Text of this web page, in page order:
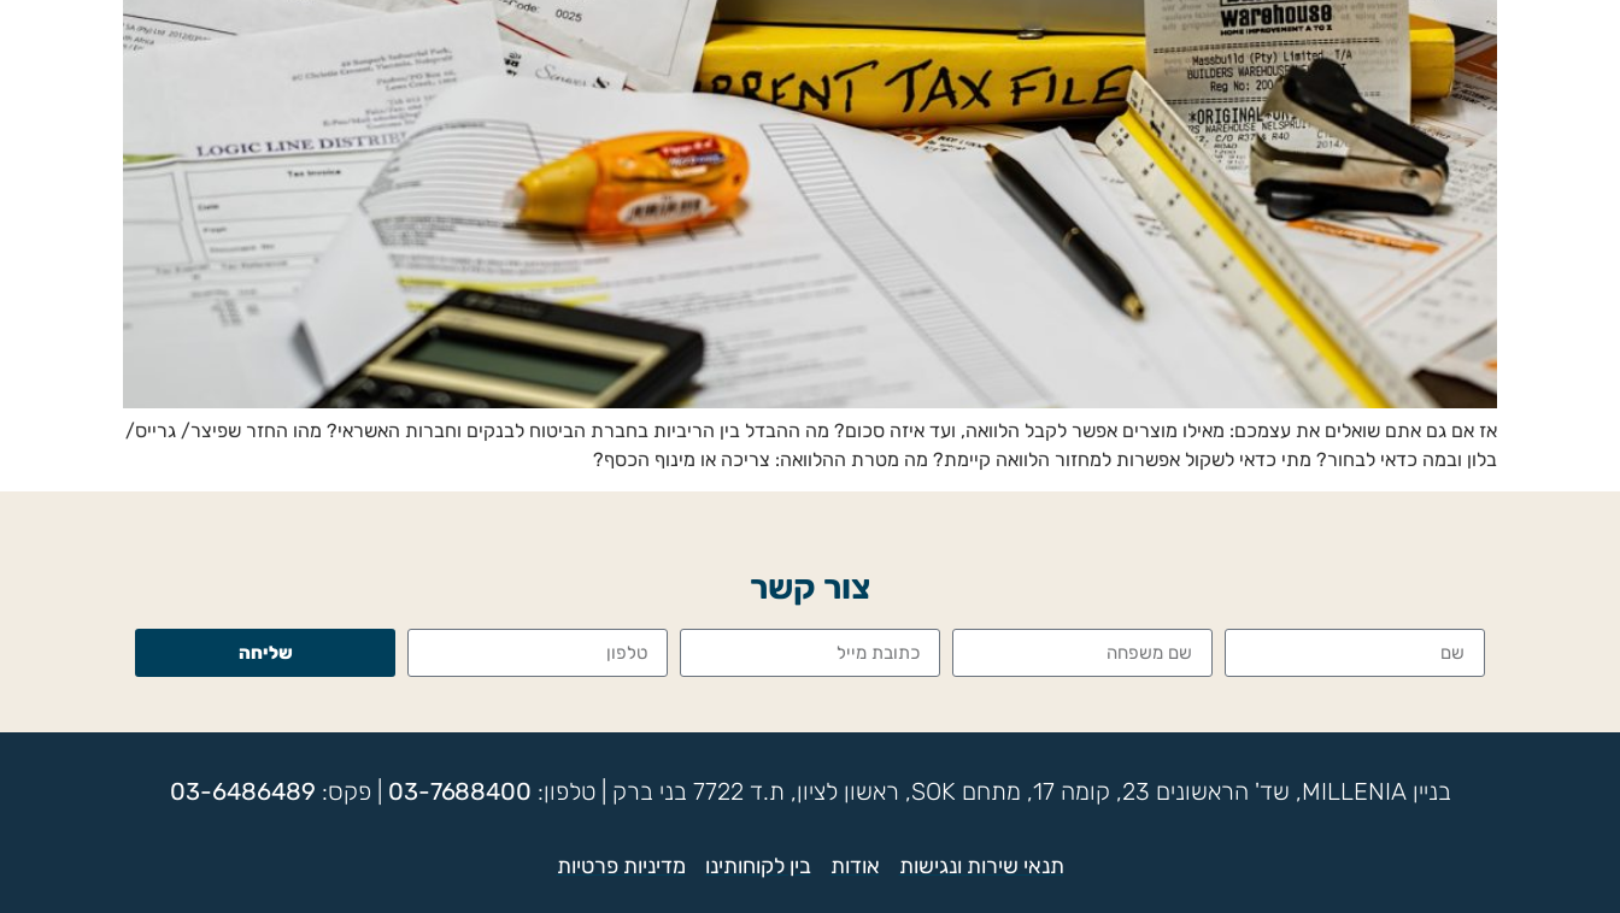
אז אם גם אתם שואלים את עצמכם: מאילו מוצרים אפשר לקבל הלוואה, ועד איזה סכום? מה ההבדל בין הריביות בחברת הביטוח לבנקים וחברות האשראי? מהו החזר שפיצר/ גרייס/
בלון ובמה כדאי לבחור? מתי כדאי לשקול אפשרות למחזור הלוואה קיימת? מה מטרת ההלוואה: צריכה או מינוף הכסף?
צור קשר
שליחה
בניין MILLENIA, שד' הראשונים 23, קומה 17, מתחם SOK, ראשון לציון, ת.ד 7722 בני ברק | טלפון: 03-7688400 | פקס: 03-6486489
תנאי שירות ונגישות אודות בין לקוחותינו מדיניות פרטיות